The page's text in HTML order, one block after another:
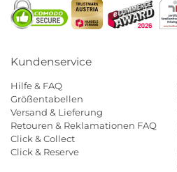
Kundenservice
Hilfe & FAQ
Größentabellen
Versand & Lieferung
Retouren & Reklamationen FAQ
Click & Collect
Click & Reserve